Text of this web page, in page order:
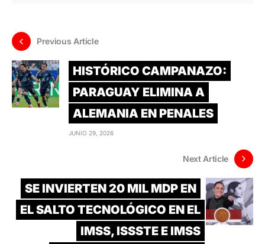
Previous Article
HISTÓRICO CAMPANAZO:
PARAGUAY ELIMINA A
ALEMANIA EN PENALES
JUNIO 29, 2026
Next Article
SE INVIERTEN 20 MIL MDP EN
EL SALTO TECNOLÓGICO EN EL
IMSS, ISSSTE E IMSS